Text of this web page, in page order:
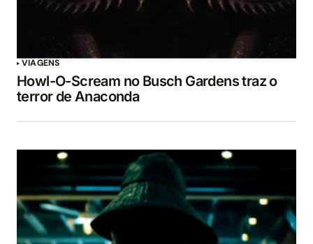
VIAGENS
Howl-O-Scream no Busch Gardens traz o
terror de Anaconda